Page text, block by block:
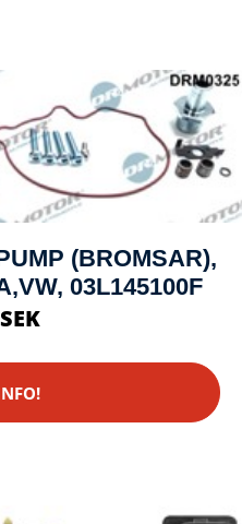
(BROMSAR),
03L145100F